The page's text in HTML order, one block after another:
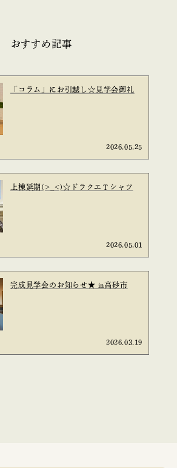
おすすめ記事
「コラム」にお引越し☆見学会御礼
2026.05.25
上棟延期(>_<)☆ドラクエＴシャツ
2026.05.01
完成見学会のお知らせ★ in高砂市
2026.03.19